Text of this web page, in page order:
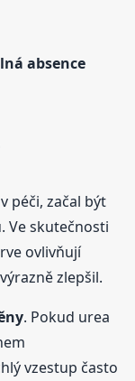
absence
péči, začal být
Ve skutečnosti
ovlivňují
zlepšil.
. Pokud urea
vzestup často